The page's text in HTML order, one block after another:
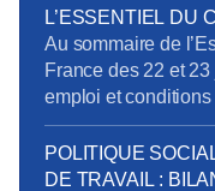
salariés de la DO
Voici ce qu’il faut
L’ESSENTIEL DU
Au sommaire de
France des 22 et
emploi et
perspectives et
Légales de Paris :
conformité des
POLITIQUE
DE TRAVAIL :